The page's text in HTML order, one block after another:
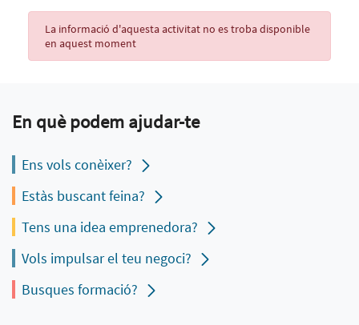
Activity Record
La informació d'aquesta activitat no es troba disponible
en aquest moment
En què podem ajudar-te
Ens vols conèixer?
Estàs buscant feina?
Tens una idea emprenedora?
Vols impulsar el teu negoci?
Busques formació?